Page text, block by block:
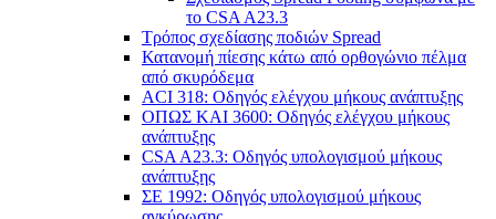
το CSA A23.3
Τρόπος σχεδίασης ποδιών Spread
Κατανομή πίεσης κάτω από ορθογώνιο πέλμα
από σκυρόδεμα
ACI 318: Οδηγός ελέγχου μήκους ανάπτυξης
ΟΠΩΣ ΚΑΙ 3600: Οδηγός ελέγχου μήκους
ανάπτυξης
CSA A23.3: Οδηγός υπολογισμού μήκους
ανάπτυξης
ΣΕ 1992: Οδηγός υπολογισμού μήκους